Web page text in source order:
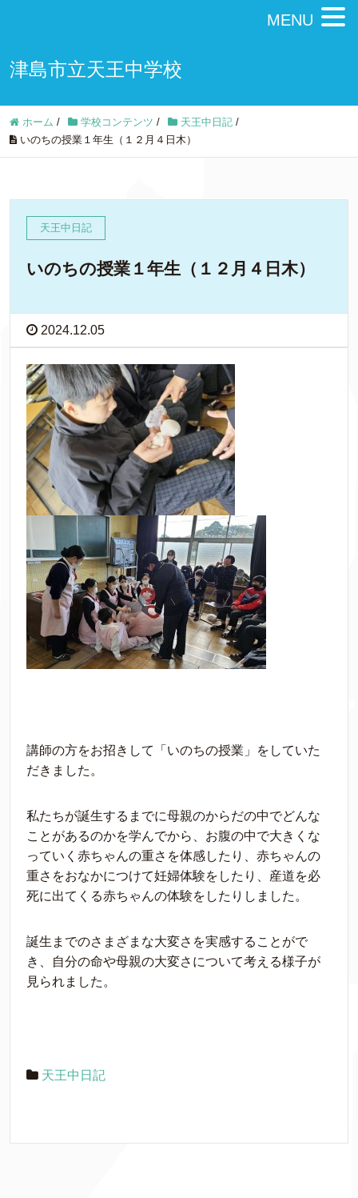
津島市立天王中学校
ホーム / 学校コンテンツ / 天王中日記 /
いのちの授業１年生（１２月４日木）
天王中日記
いのちの授業１年生（１２月４日木）
2024.12.05
講師の方をお招きして「いのちの授業」をしていた
だきました。
私たちが誕生するまでに母親のからだの中でどんな
ことがあるのかを学んでから、お腹の中で大きくな
っていく赤ちゃんの重さを体感したり、赤ちゃんの
重さをおなかにつけて妊婦体験をしたり、産道を必
死に出てくる赤ちゃんの体験をしたりしました。
誕生までのさまざまな大変さを実感することがで
き、自分の命や母親の大変さについて考える様子が
見られました。
天王中日記
MENU